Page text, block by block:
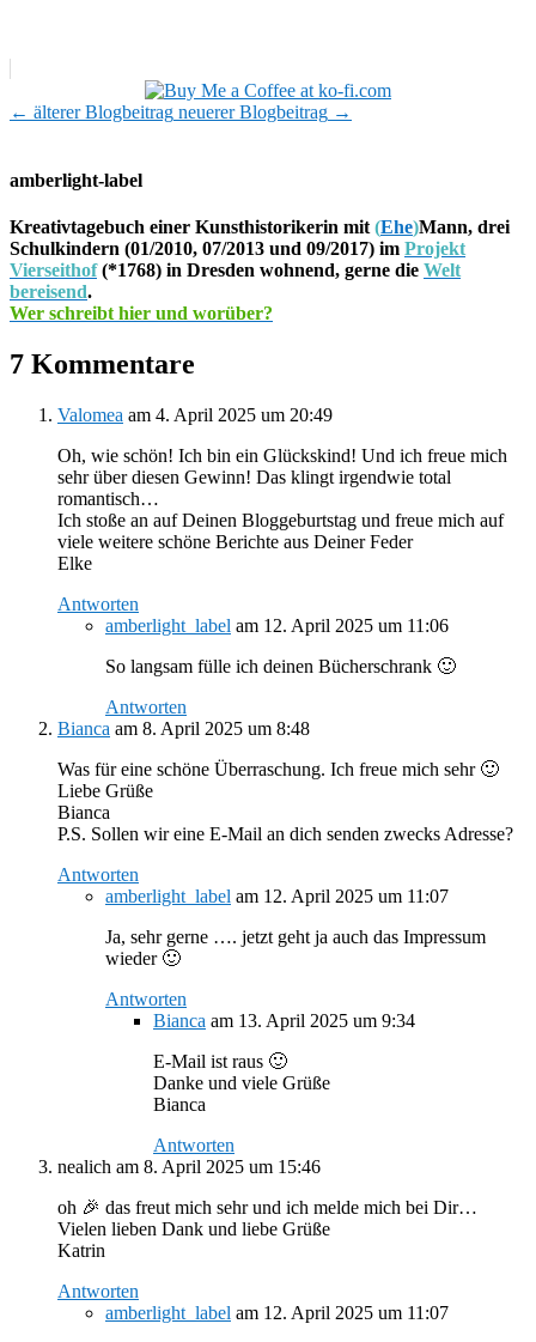
← älterer Blogbeitrag neuerer Blogbeitrag →
amberlight-label
Kreativtagebuch einer Kunsthistorikerin mit (Ehe)Mann, drei
Schulkindern (01/2010, 07/2013 und 09/2017) im Projekt
Vierseithof(*1768) in Dresden wohnend, gerne die Welt
bereisend.
Wer schreibt hier und worüber?
7 Kommentare
Valomea am 4. April 2025 um 20:49
Oh, wie schön! Ich bin ein Glückskind! Und ich freue mich
sehr über diesen Gewinn! Das klingt irgendwie total
romantisch…
Ich stoße an auf Deinen Bloggeburtstag und freue mich auf
viele weitere schöne Berichte aus Deiner Feder
Elke
Antworten
amberlight_label am 12. April 2025 um 11:06
So langsam fülle ich deinen Bücherschrank 🙂
Antworten
Bianca am 8. April 2025 um 8:48
Was für eine schöne Überraschung. Ich freue mich sehr 🙂
Liebe Grüße
Bianca
P.S. Sollen wir eine E-Mail an dich senden zwecks Adresse?
Antworten
amberlight_label am 12. April 2025 um 11:07
Ja, sehr gerne …. jetzt geht ja auch das Impressum
wieder 🙂
Antworten
Bianca am 13. April 2025 um 9:34
E-Mail ist raus 🙂
Danke und viele Grüße
Bianca
Antworten
nealich am 8. April 2025 um 15:46
oh 🎉 das freut mich sehr und ich melde mich bei Dir…
Vielen lieben Dank und liebe Grüße
Katrin
Antworten
amberlight_label am 12. April 2025 um 11:07